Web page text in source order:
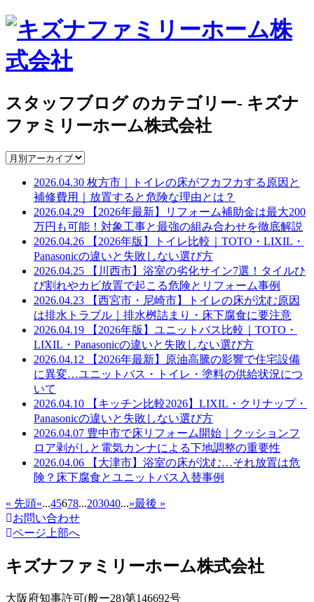
スタッフブログ のカテゴリー- キズナ
ファミリーホーム株式会社
2026.04.30 枚方市｜トイレの床がフカフカする原因と
補修費用｜放置すると危険な理由とは？
2026.04.29
【2026年最新】リフォーム補助金は最大200
万円も可能！対象工事と最強の組み合わせを徹底解説
2026.04.26
【2026年版】トイレ比較｜TOTO・LIXIL・
Panasonicの違いと失敗しない選び方
2026.04.25
【川西市】浴室の劣化サイン7選！タイルひ
び割れやカビ放置で起こる危険とリフォーム事例
2026.04.23
【西宮市・尼崎市】トイレの床が沈む原因
は排水トラブル｜排水桝詰まり・床下腐食に要注意
2026.04.19
【2026年版】ユニットバス比較｜TOTO・
LIXIL・Panasonicの違いと失敗しない選び方
2026.04.12
【2026年最新】原油高騰の影響で住宅設備
に異変…ユニットバス・トイレ・塗料の供給状況につ
いて
2026.04.10
【キッチン比較2026】LIXIL・クリナップ・
Panasonicの違いと失敗しない選び方
2026.04.07 豊中市で床リフォーム開始｜クッションフ
ロア剥がしと電気カンナによる下地調整の重要性
2026.04.06
【大津市】浴室の床が沈む…それ放置は危
険？床下腐食とユニットバス入替事例
« 先頭«...45678...203040...»最後 »
お問い合わせ
ページ上部へ
キズナファミリーホーム株式会社
大阪府知事許可(般ー28)第146692号